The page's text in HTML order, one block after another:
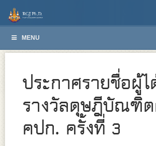
MENU
ประกาศรายชื่อผู้
รางวัลดุษฎีบัณฑิ
คปก. ครั้งที่ 3